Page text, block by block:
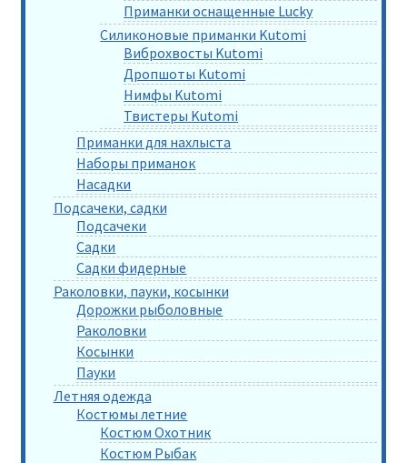
Приманки оснащенные Lucky
Силиконовые приманки Kutomi
Виброхвосты Kutomi
Дропшоты Kutomi
Нимфы Kutomi
Твистеры Kutomi
Приманки для нахлыста
Наборы приманок
Насадки
Подсачеки, садки
Подсачеки
Садки
Садки фидерные
Раколовки, пауки, косынки
Дорожки рыболовные
Раколовки
Косынки
Пауки
Летняя одежда
Костюмы летние
Костюм Охотник
Костюм Рыбак